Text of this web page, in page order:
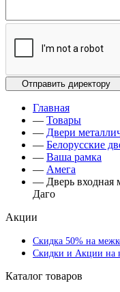
Главная
— Товары
— Двери
— Белорусские
— Ваша рамка
— Амега
— Дверь входная
Даго
Акции
Скидка 50% на
Скидки и Акции на
Каталог товаров